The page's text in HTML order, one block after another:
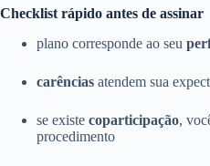
Checklist rápido antes de assinar
plano corresponde ao seu
carências atendem sua
se existe coparticipação,
procedimento